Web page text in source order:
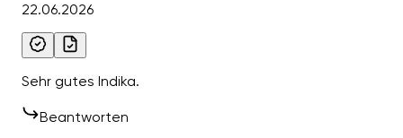
22.06.2026
Sehr gutes Indika.
Beantworten